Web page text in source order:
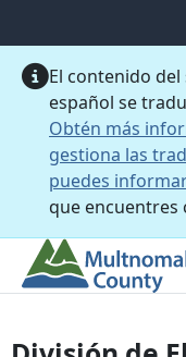
El contenido
español se
Obtén más
gestiona las
puedes
que encuentres